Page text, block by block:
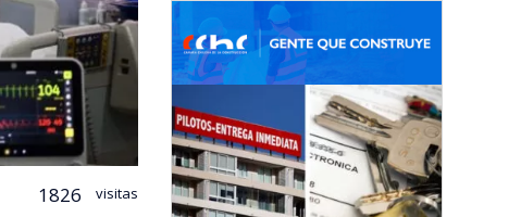
1826 visitas